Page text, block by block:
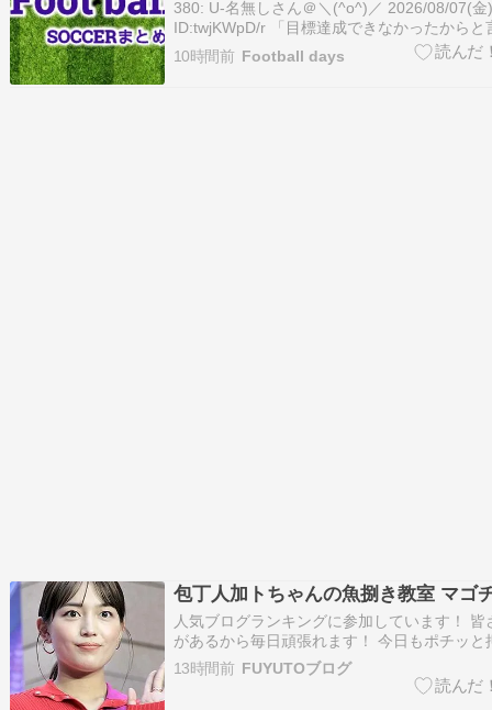
380: U-名無しさん＠＼(^o^)／ 2026/08/07(
ID:twjKWpD/r 「目標達成できなかったから
ッカー日本代表・森保一監督「続投の謎」を
嶋幸三名誉会長に直撃した！https://
10時間前 Football days
包丁人加トちゃんの魚捌き教室 マゴ
人気ブログランキングに参加しています！ 皆
があるから毎日頑張れます！ 今日もポチッと
いね！ 皆さん、こんにちは！ 愛知県名古屋
てたい『木の家が好き！』な皆様から 『夏涼
い外張り断熱』の家を愛されている サイエン
13時間前 FUYUTOブログ